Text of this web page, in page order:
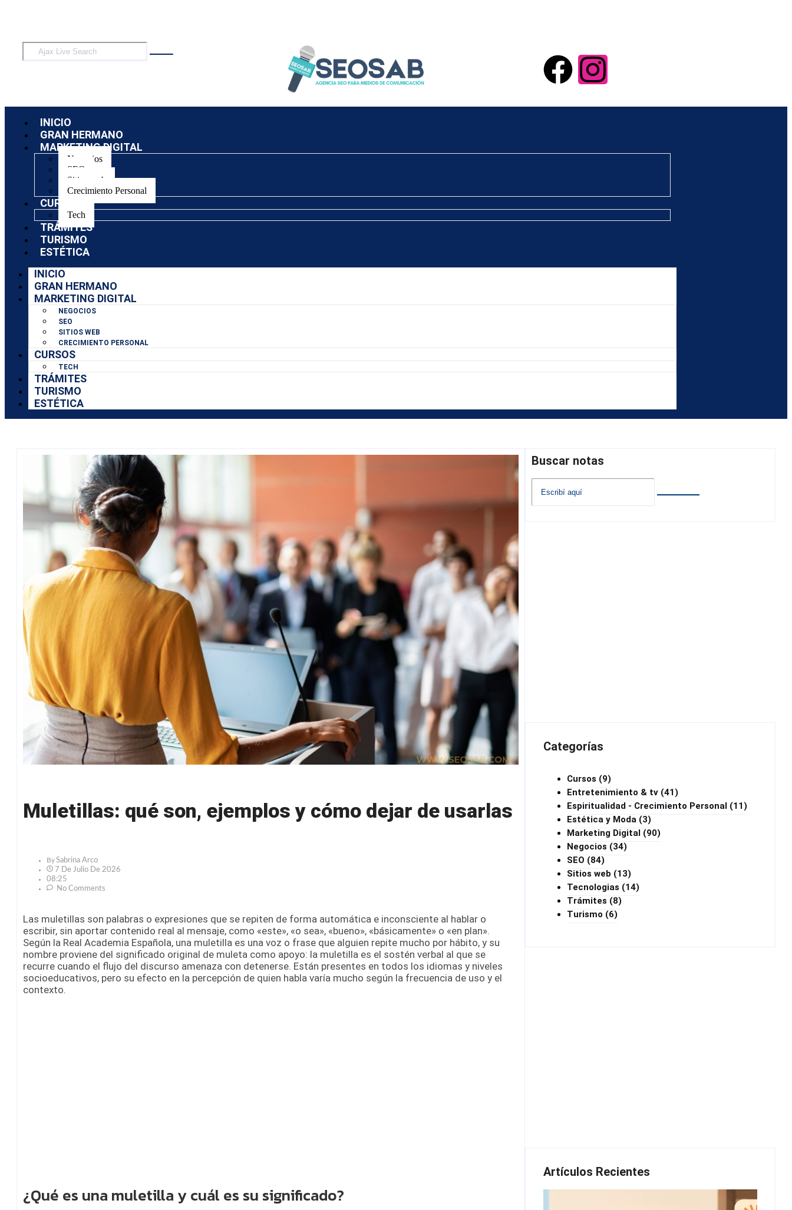
INICIO
GRAN HERMANO
MARKETING DIGITAL
Negocios
SEO
Sitios web
Crecimiento Personal
CURSOS
Tech
TRÁMITES
TURISMO
ESTÉTICA
INICIO
GRAN HERMANO
MARKETING DIGITAL
NEGOCIOS
SEO
SITIOS WEB
CRECIMIENTO PERSONAL
CURSOS
TECH
TRÁMITES
TURISMO
ESTÉTICA
Muletillas: qué son, ejemplos y cómo dejar de usarlas
BySabrina Arco
7 De Julio De 2026
08:25
No Comments
Las muletillas son palabras o expresiones que se repiten de forma automática e inconsciente al hablar o
escribir, sin aportar contenido real al mensaje, como «este», «o sea», «bueno», «básicamente» o «en plan».
Según la Real Academia Española, una muletilla es una voz o frase que alguien repite mucho por hábito, y su
nombre proviene del significado original de muleta como apoyo: la muletilla es el sostén verbal al que se
recurre cuando el flujo del discurso amenaza con detenerse. Están presentes en todos los idiomas y niveles
socioeducativos, pero su efecto en la percepción de quien habla varía mucho según la frecuencia de uso y el
contexto.
¿Qué es una muletilla y cuál es su significado?
Buscar notas
Categorías
Cursos (9)
Entretenimiento & tv(41)
Espiritualidad - Crecimiento Personal (11)
Estética y Moda(3)
Marketing Digital (90)
Negocios (34)
SEO (84)
Sitios web (13)
Tecnologias (14)
Trámites (8)
Turismo (6)
Artículos Recientes